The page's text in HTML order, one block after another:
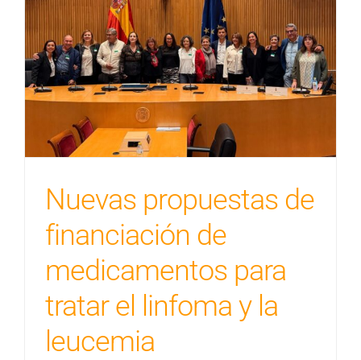
Nuevas propuestas de
financiación de
medicamentos para
tratar el linfoma y la
leucemia